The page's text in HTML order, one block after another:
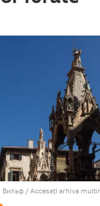
Вильф / Accesați arhiva